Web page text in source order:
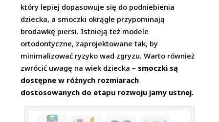
który lepiej dopasowuje się do podniebienia
dziecka, a smoczki okrągłe przypominają
brodawkę piersi. Istnieją też modele
ortodontyczne, zaprojektowane tak, by
minimalizować ryzyko wad zgryzu. Warto również
zwrócić uwagę na wiek dziecka – smoczki są
dostępne w różnych rozmiarach
dostosowanych do etapu rozwoju jamy ustnej.